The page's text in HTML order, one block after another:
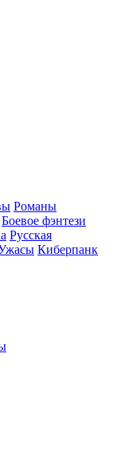
Романы
Боевое фэнтези
Русская
Киберпанк